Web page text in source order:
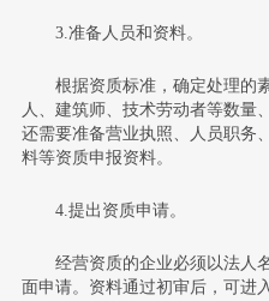
3.准备人员和资料。
根据资质标准，确定处理的
人、建筑师、技术劳动者等数量
还需要准备营业执照、人员职务
料等资质申报资料。
4.提出资质申请。
经营资质的企业必须以法人
面申请。资料通过初审后，可进